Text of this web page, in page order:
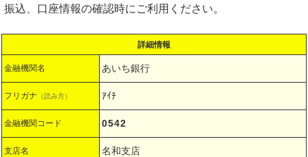
振込、口座情報の確認時にご利用ください。
詳細情報
金融機関名 あいち銀行
フリガナ （読み方） ｱｲﾁ
金融機関コード 0542
支店名 名和支店